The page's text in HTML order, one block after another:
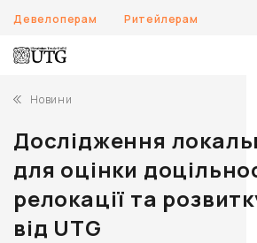
Девелоперам Ритейлерам
Новини
Дослідження
для оцінки
релокації та
від UTG